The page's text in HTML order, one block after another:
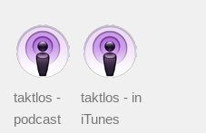
taktlos -
podcast
taktlos - in
iTunes